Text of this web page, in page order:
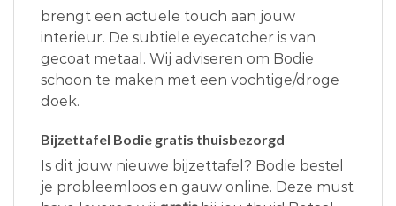
brengt een actuele touch aan jouw
interieur. De subtiele eyecatcher is van
gecoat metaal. Wij adviseren om Bodie
schoon te maken met een vochtige/droge
doek.
Bijzettafel Bodie gratis thuisbezorgd
Is dit jouw nieuwe bijzettafel? Bodie bestel
je probleemloos en gauw online. Deze must